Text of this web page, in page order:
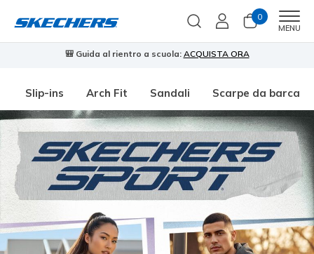
0
MENU
🎒 Guida al rientro a scuola: ACQUISTA ORA
Slip-ins Arch Fit Sandali Scarpe da barca